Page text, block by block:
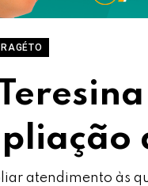
atendimento às